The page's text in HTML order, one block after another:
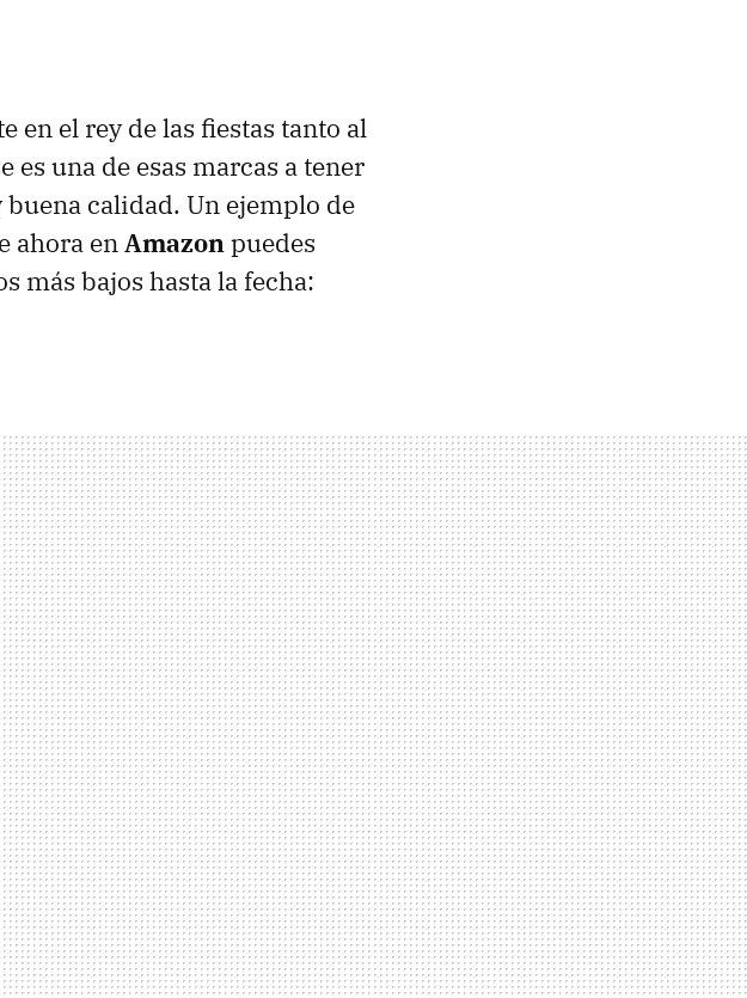
en el rey de las fiestas tanto al
una de esas marcas a tener
calidad. Un ejemplo de
ahora enAmazonpuedes
más bajos hasta la fecha: